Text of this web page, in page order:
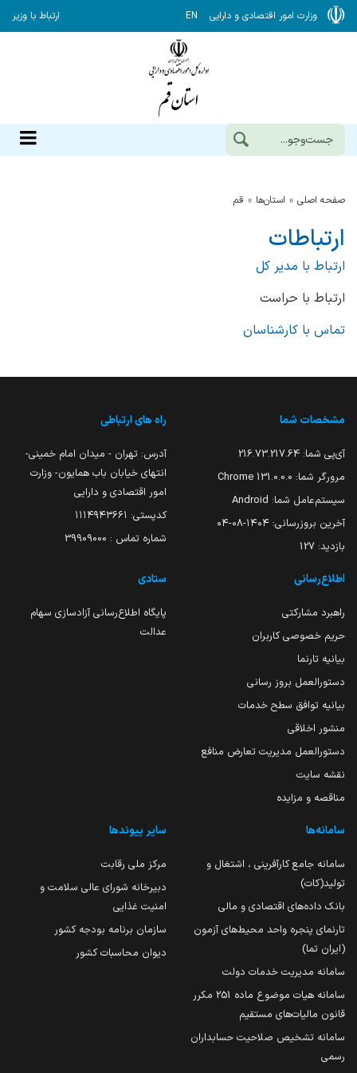
وزارت امور اقتصادی و دارایی EN ارتباط با وزیر
صفحه اصلی استان‌ها قم
ارتباطات
ارتباط با مدیر کل
ارتباط با حراست
تماس با کارشناسان
مشخصات شما
آی‌پی شما: 216.73.217.64
مرورگر شما: 131.0.0.0 Chrome
سیستم‌عامل شما: Android
آخرین بروزرسانی: ۱۴۰۴-۰۸-۰۴
بازدید: 127
راه های ارتباطی
آدرس: تهران - میدان امام خمینی-
انتهای خیابان باب همایون- وزارت
امور اقتصادی و دارایی
کدپستی: ۱۱۱۴۹۴۳۶۶۱
شماره تماس : 39909000
اطلاع‌رسانی
راهبرد مشارکتی
حریم خصوصی کاربران
بیانیه تارنما
دستورالعمل بروز رسانی
بیانیه توافق سطح خدمات
منشور اخلاقی
دستورالعمل مدیریت تعارض منافع
نقشه سایت
مناقصه و مزایده
ستادی
پایگاه اطلاع‌رسانی آزادسازی سهام
عدالت
سامانه‌ها
سامانه جامع کارآفرینی ، اشتغال و
تولید(کات)
بانک داده‌های اقتصادی و مالی
تارنمای پنجره واحد محیط‌های آزمون
(ایران تما)
سامانه مدیریت خدمات دولت
سامانه هیات موضوع ماده 251 مکرر
قانون مالیات‌های مستقیم
سامانه تشخیص صلاحیت حسابداران
رسمی
سایر پیوندها
مرکز ملی رقابت
دبیرخانه شورای عالی سلامت و
امنیت غذایی
سازمان برنامه بودجه کشور
دیوان محاسبات کشور